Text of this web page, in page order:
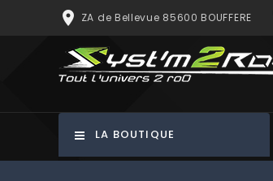
place ZA de Bellevue 85600 BOUFFERE
LA BOUTIQUE